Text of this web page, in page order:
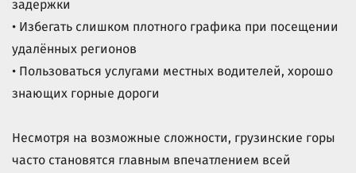
задержки
• Избегать слишком плотного графика при посещении
удалённых регионов
• Пользоваться услугами местных водителей, хорошо
знающих горные дороги
Несмотря на возможные сложности, грузинские горы
часто становятся главным впечатлением всей